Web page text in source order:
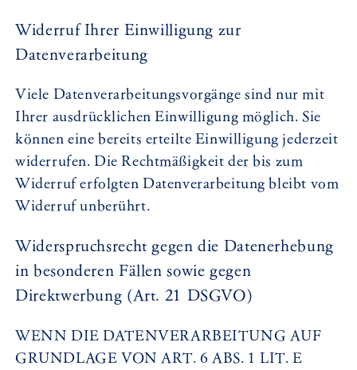
Widerruf Ihrer Einwilligung zur
Datenverarbeitung
Viele Datenverarbeitungsvorgänge sind nur mit
Ihrer ausdrücklichen Einwilligung möglich. Sie
können eine bereits erteilte Einwilligung jederzeit
widerrufen. Die Rechtmäßigkeit der bis zum
Widerruf erfolgten Datenverarbeitung bleibt vom
Widerruf unberührt.
Widerspruchsrecht gegen die Datenerhebung
in besonderen Fällen sowie gegen
Direktwerbung (Art. 21 DSGVO)
WENN DIE DATENVERARBEITUNG AUF
GRUNDLAGE VON ART. 6 ABS. 1 LIT. E